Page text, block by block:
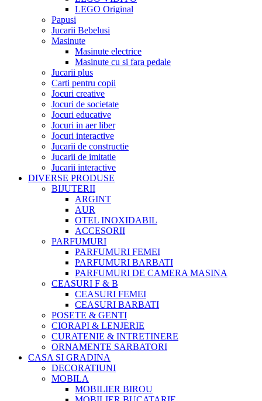
LEGO Original
Papusi
Jucarii Bebelusi
Masinute
Masinute electrice
Masinute cu si fara pedale
Jucarii plus
Carti pentru copii
Jocuri creative
Jocuri de societate
Jocuri educative
Jocuri in aer liber
Jocuri interactive
Jucarii de constructie
Jucarii de imitatie
Jucarii interactive
DIVERSE PRODUSE
BIJUTERII
ARGINT
AUR
OTEL INOXIDABIL
ACCESORII
PARFUMURI
PARFUMURI FEMEI
PARFUMURI BARBATI
PARFUMURI DE CAMERA MASINA
CEASURI F & B
CEASURI FEMEI
CEASURI BARBATI
POSETE & GENTI
CIORAPI & LENJERIE
CURATENIE & INTRETINERE
ORNAMENTE SARBATORI
CASA SI GRADINA
DECORATIUNI
MOBILA
MOBILIER BIROU